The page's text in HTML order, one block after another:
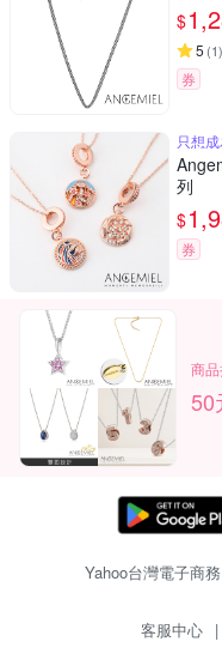
$
5 (1)
券
只想
列
$
券
商
50
Yahoo台灣電子商
客服中心 |